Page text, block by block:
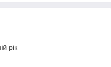
рік